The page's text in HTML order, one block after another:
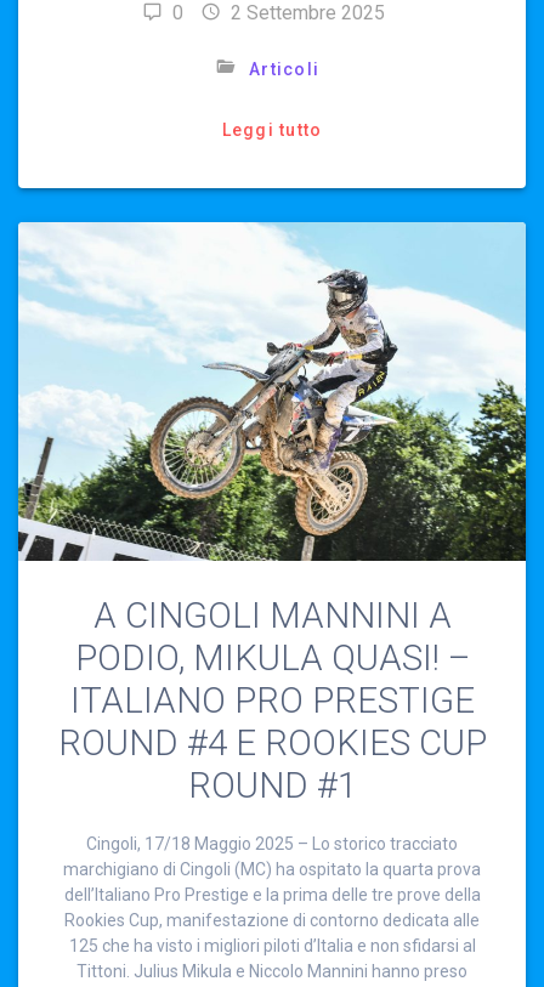
0 2 Settembre 2025
Articoli
Leggi tutto
A CINGOLI MANNINI A
PODIO, MIKULA QUASI! –
ITALIANO PRO PRESTIGE
ROUND #4 E ROOKIES CUP
ROUND #1
Cingoli, 17/18 Maggio 2025 – Lo storico tracciato
marchigiano di Cingoli (MC) ha ospitato la quarta prova
dell’Italiano Pro Prestige e la prima delle tre prove della
Rookies Cup, manifestazione di contorno dedicata alle
125 che ha visto i migliori piloti d’Italia e non sfidarsi al
Tittoni. Julius Mikula e Niccolo Mannini hanno preso